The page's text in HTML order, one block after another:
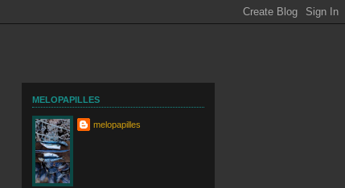
MELOPAPILLES
melopapilles